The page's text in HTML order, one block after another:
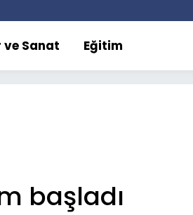
Sanat Eğitim
başladı